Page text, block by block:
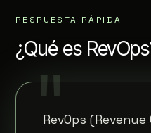
RESPUESTA RÁPIDA
¿Qué es
RevOps